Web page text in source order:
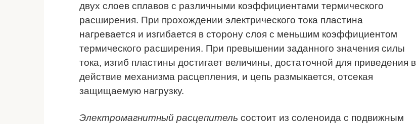
двух слоев сплавов с различными коэффициентами термического
расширения. При прохождении электрического тока пластина
нагревается и изгибается в сторону слоя с меньшим коэффициентом
термического расширения. При превышении заданного значения силы
тока, изгиб пластины достигает величины, достаточной для приведения в
действие механизма расцепления, и цепь размыкается, отсекая
защищаемую нагрузку.
Электромагнитный расцепитель состоит из соленоида с подвижным